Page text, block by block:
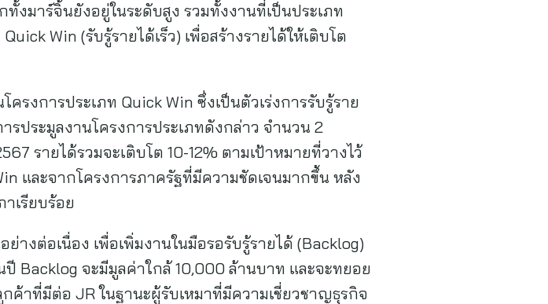
งมาร์จิ้นยังอยู่ในระดับสูง รวมทั้งงานที่เป็นประเภท
Win (รับรู้รายได้เร็ว) เพื่อสร้างรายได้ให้เติบโต
รงการประเภท Quick Win ซึ่งเป็นตัวเร่งการรับรู้ราย
ประมูลงานโครงการประเภทดังกล่าว จำนวน 2
รายได้รวมจะเติบโต 10-12% ตามเป้าหมายที่วางไว้
และจากโครงการภาครัฐที่มีความชัดเจนมากขึ้น หลัง
เรียบร้อย
างต่อเนื่อง เพื่อเพิ่มงานในมือรอรับรู้รายได้ (Backlog)
จะมีมูลค่าใกล้ 10,000 ล้านบาท และจะทยอย
ค้าที่มีต่อ JR ในฐานะผู้รับเหมาที่มีความเชี่ยวชาญธุรกิจ